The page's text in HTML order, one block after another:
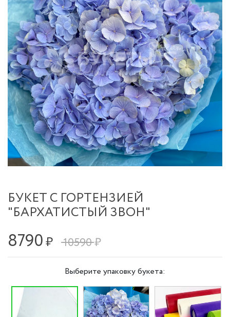
БУКЕТ С ГОРТЕНЗИЕЙ
"БАРХАТИСТЫЙ ЗВОН"
8790₽ 10590 ₽
Выберите упаковку букета: